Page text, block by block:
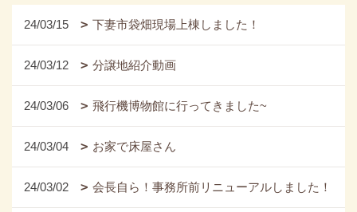
24/03/15 下妻市袋畑現場上棟しました！
24/03/12 分譲地紹介動画
24/03/06 飛行機博物館に行ってきました~
24/03/04 お家で床屋さん
24/03/02 会長自ら！事務所前リニューアルしました！